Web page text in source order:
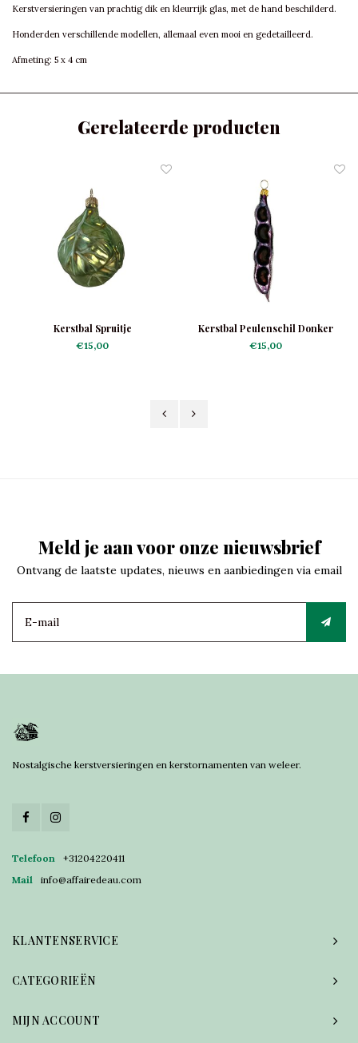
Kerstversieringen van prachtig dik en kleurrijk glas, met de hand beschilderd.
Honderden verschillende modellen, allemaal even mooi en gedetailleerd.
Afmeting: 5 x 4 cm
Gerelateerde producten
Kerstbal Spruitje
€15,00
Kerstbal Peulenschil Donker
Paars Frosted
€15,00
Meld je aan voor onze nieuwsbrief
Ontvang de laatste updates, nieuws en aanbiedingen via email
Nostalgische kerstversieringen en kerstornamenten van weleer.
Telefoon
+31204220411
Mail
info@affairedeau.com
KLANTENSERVICE
CATEGORIEËN
MIJN ACCOUNT